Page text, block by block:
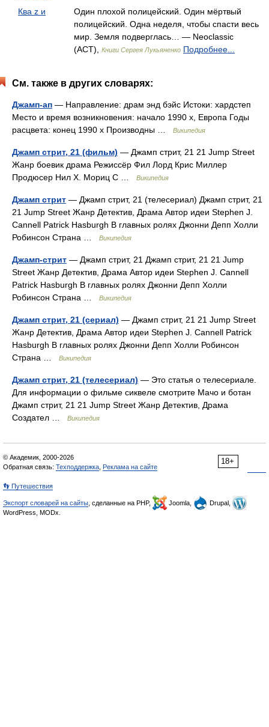
Ква z и
Один плохой полицейский. Один мёртвый
полицейский. Одна неделя, чтобы спасти весь
мир. Земля подверглась… — Neoclassic
(АСТ),
Книги Сергея Лукьяненко Подробнее...
См. также в других словарях:
Джамп-ап — Направление: драм энд бэйс Истоки: хардстеп
Место и время возникновения: начало 1990 х, Европа Годы
расцвета: конец 1990 х Производны …
Википедия
Джамп стрит, 21 (фильм) — Джамп стрит, 21 21 Jump Street
Жанр боевик драма Режиссёр Фил Лорд Крис Миллер
Продюсер Нил Х. Мориц С …
Википедия
Джамп стрит — Джамп стрит, 21 (телесериал) Джамп стрит, 21
21 Jump Street Жанр Детектив, Драма Автор идеи Stephen J.
Cannell Patrick Hasburgh В главных ролях Джонни Депп Холли
Робинсон Страна …
Википедия
Джамп-стрит — Джамп стрит, 21 Джамп стрит, 21 21 Jump
Street Жанр Детектив, Драма Автор идеи Stephen J. Cannell
Patrick Hasburgh В главных ролях Джонни Депп Холли
Робинсон Страна …
Википедия
Джамп стрит, 21 (сериал) — Джамп стрит, 21 21 Jump Street
Жанр Детектив, Драма Автор идеи Stephen J. Cannell Patrick
Hasburgh В главных ролях Джонни Депп Холли Робинсон
Страна …
Википедия
Джамп стрит, 21 (телесериал) — Это статья о телесериале.
Для информации о фильме сиквеле смотрите Мачо и ботан
Джамп стрит, 21 21 Jump Street Жанр Детектив, Драма
Создател …
Википедия
18+
© Академик, 2000-2026
Обратная связь: Техподдержка Реклама на сайте
👣 Путешествия
Экспорт словарей на сайты , сделанные на PHP, Joomla,
Drupal,
WordPress, MODx.